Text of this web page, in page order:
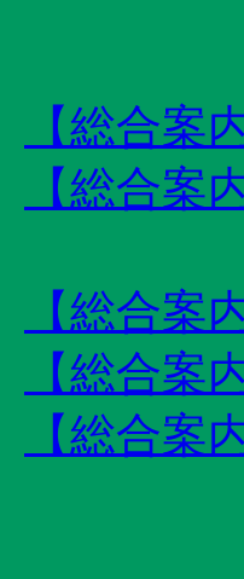
【総合
【総合
【総合案
【総合案
【総合